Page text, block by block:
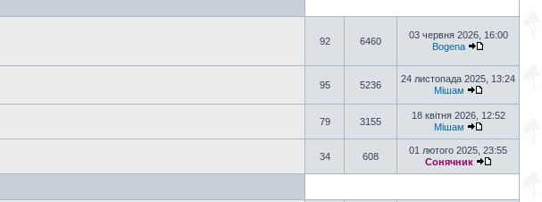
92 6460
03 червня 2026, 16:00
Bogena
95 5236
24 листопада 2025, 13:24
Мішам
79 3155
18 квітня 2026, 12:52
Мішам
34 608
01 лютого 2025, 23:55
Сонячник